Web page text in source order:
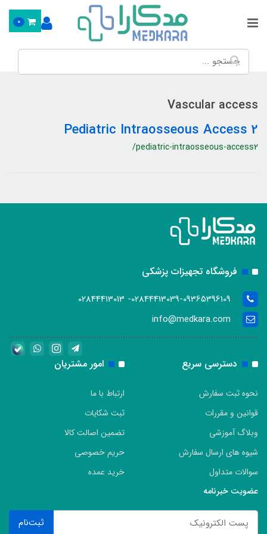
0
Vascular access
2 Pediatric Intraosseous Access
/pediatric-intraosseous-access2
فروشگاه تجهیزات پزشکی
02844413039-09365396109- 02844413013
info@medkara.com
دسترسی سریع
نحوه ثبت سفارش
قوانین و مقررات
وبلاگ آموزشی
شیوه های ارسال سفارش
سوالات متداول
امور مشتریان
ارتباط با ما
ثبت شکایات
تضمین اصالت کالا
حریم خصوصی
خرید عمده
عضویت خبرنامه
ثبت‌نام